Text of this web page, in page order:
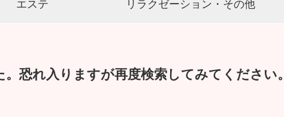
エステ リラクゼーション・その他
恐れ入りますが再度検索してみてください。